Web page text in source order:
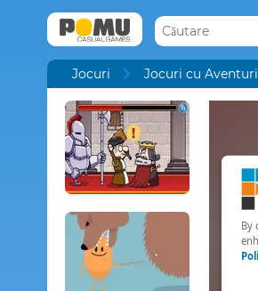
Jocuri Jocuri cu Aventuri